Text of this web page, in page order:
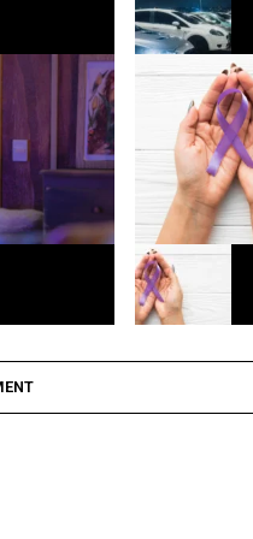
funcional
mais
Mercado
mês de julho
a Agosto lilás:
mulher